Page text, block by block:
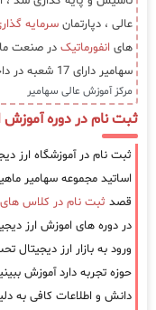
عالی ، دپارتمان سرمایه
های انفورماتیک در صنعت
سهامیر دارای 17 شعبه در داخل و خارج از کشور میباشد.
مرکز آموزش عالی سهامیر
ثبت نام در دوره آموزش
ثبت نام در آموزشگاه ارز
اساتید مجموعه سهامیر
قصد ثبت نام در کلاس های
در دوره های اموزش ارز
ورود به بازار ارز
حوزه تجربه دارد آموزش
دانش و اطلاعات کافی به